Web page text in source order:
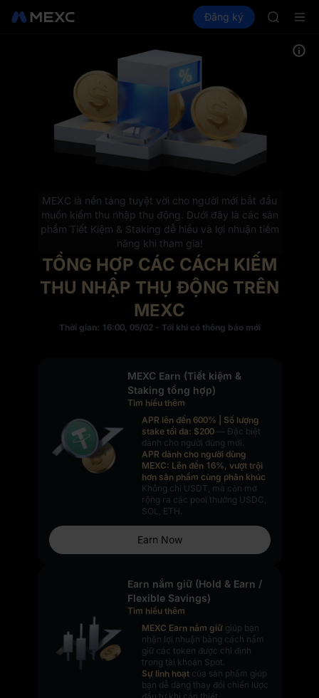
Thị trường Spot Futures PLTR
Đăng ký
BLESS
CYS
MEXC là nền tảng tuyệt vời cho người mới bắt đầu
muốn kiếm thu nhập thụ động. Dưới đây là các sản
phẩm Tiết Kiệm & Staking dễ hiểu và lợi nhuận tiềm
năng khi tham gia!
TỔNG HỢP CÁC CÁCH KIẾM
THU NHẬP THỤ ĐỘNG TRÊN
MEXC
Thời gian: 16:00, 05/02 - Tới khi có thông báo mới
MEXC Earn (Tiết kiệm &
Staking tổng hợp)
Tìm hiểu thêm
APR lên đến 600% | Số lượng
stake tối đa: $200— Đặc biệt
dành cho người dùng mới.
APR dành cho người dùng
MEXC: Lên đến 16%, vượt trội
hơn sản phẩm cùng phân khúc
Không chỉ USDT, mà còn mở
rộng ra các pool thưởng USDC,
SOL, ETH.
Earn Now
Earn nắm giữ (Hold & Earn /
Flexible Savings)
Tìm hiểu thêm
MEXC Earn nắm giữgiúp bạn
nhận lợi nhuận bằng cách nắm
giữ các token được chỉ định
trong tài khoản Spot.
Sự linh hoạtcủa sản phẩm giúp
bạn dễ dàng thay đổi chiến lược